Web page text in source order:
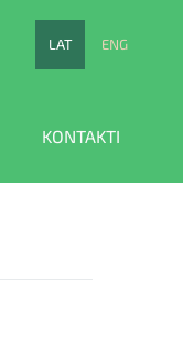
KONTAKTI
LAT ENG